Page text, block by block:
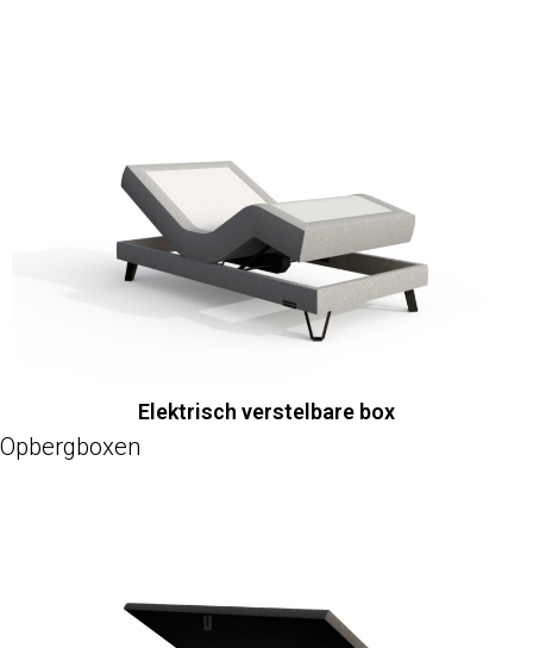
Elektrisch verstelbare box
Opbergboxen